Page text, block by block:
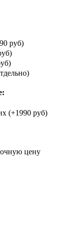
руб)
(+1990 руб)
цену